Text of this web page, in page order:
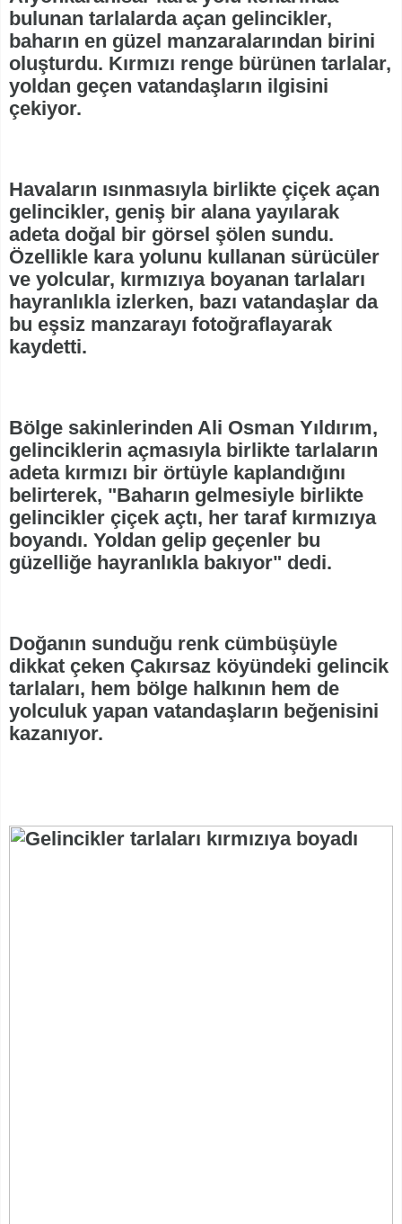
bulunan tarlalarda açan gelincikler,
baharın en güzel manzaralarından birini
oluşturdu. Kırmızı renge bürünen tarlalar,
yoldan geçen vatandaşların ilgisini
çekiyor.
Havaların ısınmasıyla birlikte çiçek açan
gelincikler, geniş bir alana yayılarak
adeta doğal bir görsel şölen sundu.
Özellikle kara yolunu kullanan sürücüler
ve yolcular, kırmızıya boyanan tarlaları
hayranlıkla izlerken, bazı vatandaşlar da
bu eşsiz manzarayı fotoğraflayarak
kaydetti.
Bölge sakinlerinden Ali Osman Yıldırım,
gelinciklerin açmasıyla birlikte tarlaların
adeta kırmızı bir örtüyle kaplandığını
belirterek, "Baharın gelmesiyle birlikte
gelincikler çiçek açtı, her taraf kırmızıya
boyandı. Yoldan gelip geçenler bu
güzelliğe hayranlıkla bakıyor" dedi.
Doğanın sunduğu renk cümbüşüyle
dikkat çeken Çakırsaz köyündeki gelincik
tarlaları, hem bölge halkının hem de
yolculuk yapan vatandaşların beğenisini
kazanıyor.